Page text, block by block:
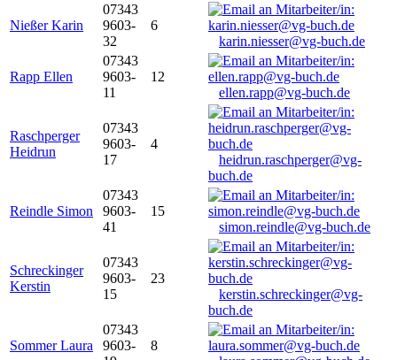
Nießer Karin
07343
9603-
32
6
karin.niesser@vg-buch.de
Rapp Ellen
07343
9603-
11
12
ellen.rapp@vg-buch.de
Raschperger
Heidrun
07343
9603-
17
4
heidrun.raschperger@vg-
buch.de
Reindle Simon
07343
9603-
41
15
simon.reindle@vg-buch.de
Schreckinger
Kerstin
07343
9603-
15
23
kerstin.schreckinger@vg-
buch.de
Sommer Laura
07343
9603-
8